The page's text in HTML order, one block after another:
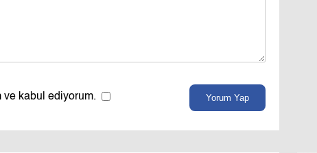
ve kabul ediyorum. Yorum Yap